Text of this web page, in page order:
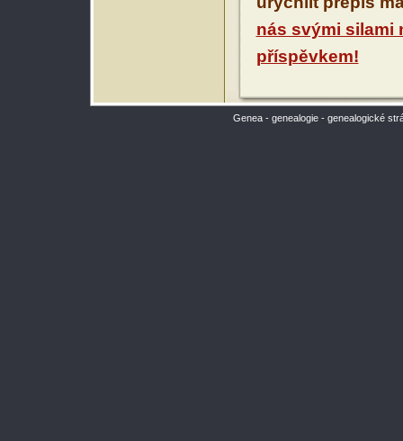
nás svými silami
příspěvkem!
Genea - genealogie - genealogické